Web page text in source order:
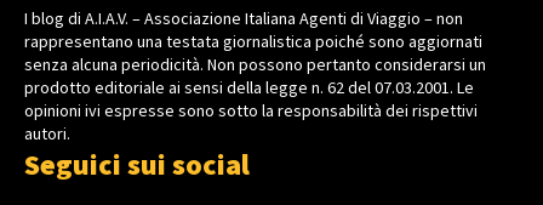
I blog di A.I.A.V. – Associazione Italiana Agenti di Viaggio – non
rappresentano una testata giornalistica poiché sono aggiornati
senza alcuna periodicità. Non possono pertanto considerarsi un
prodotto editoriale ai sensi della legge n. 62 del 07.03.2001. Le
opinioni ivi espresse sono sotto la responsabilità dei rispettivi
autori.
Seguici sui social